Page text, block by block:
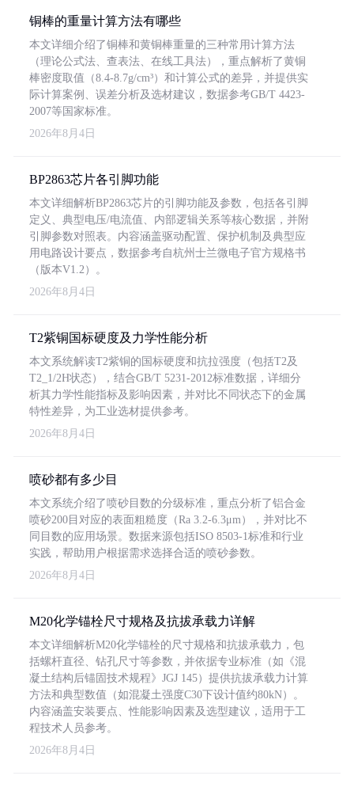
铜棒的重量计算方法有哪些
本文详细介绍了铜棒和黄铜棒重量的三种常用计算方法
（理论公式法、查表法、在线工具法），重点解析了黄铜
棒密度取值（8.4-8.7g/cm³）和计算公式的差异，并提供实
际计算案例、误差分析及选材建议，数据参考GB/T 4423-
2007等国家标准。
2026年8月4日
BP2863芯片各引脚功能
本文详细解析BP2863芯片的引脚功能及参数，包括各引脚
定义、典型电压/电流值、内部逻辑关系等核心数据，并附
引脚参数对照表。内容涵盖驱动配置、保护机制及典型应
用电路设计要点，数据参考自杭州士兰微电子官方规格书
（版本V1.2）。
2026年8月4日
T2紫铜国标硬度及力学性能分析
本文系统解读T2紫铜的国标硬度和抗拉强度（包括T2及
T2_1/2H状态），结合GB/T 5231-2012标准数据，详细分
析其力学性能指标及影响因素，并对比不同状态下的金属
特性差异，为工业选材提供参考。
2026年8月4日
喷砂都有多少目
本文系统介绍了喷砂目数的分级标准，重点分析了铝合金
喷砂200目对应的表面粗糙度（Ra 3.2-6.3μm），并对比不
同目数的应用场景。数据来源包括ISO 8503-1标准和行业
实践，帮助用户根据需求选择合适的喷砂参数。
2026年8月4日
M20化学锚栓尺寸规格及抗拔承载力详解
本文详细解析M20化学锚栓的尺寸规格和抗拔承载力，包
括螺杆直径、钻孔尺寸等参数，并依据专业标准（如《混
凝土结构后锚固技术规程》JGJ 145）提供抗拔承载力计算
方法和典型数值（如混凝土强度C30下设计值约80kN）。
内容涵盖安装要点、性能影响因素及选型建议，适用于工
程技术人员参考。
2026年8月4日